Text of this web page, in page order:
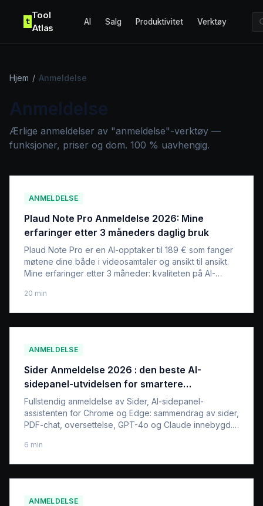
t
Tool
Atlas
AI Salg Produktivitet Verktøy
Hjem / Anmeldelse
Anmeldelse
Ærlige anmeldelser av "anmeldelse"-verktøy —
funksjoner, priser og dom. 100 % uavhengig.
ANMELDELSE
Plaud Note Pro Anmeldelse 2026: Mine
erfaringer etter 3 måneders daglig bruk
Plaud Note Pro er en AI-opptaker til 189 € som fanger
møtene dine både i videosamtaler og ansikt til ansikt.
Mine erfaringer etter 3 måneder: kvaliteten på AI-
for fort, den reelle kostnaden det første året, og
20 min
ANMELDELSE
Sider Anmeldelse 2026 : den beste AI-
sidepanel-utvidelsen for smartere
nettsurfing?
Fullstendig anmeldelse av Sider, AI-sidepanel-
assistenten for Chrome og Edge: sammendrag av sider,
PDF-chat, oversettelse, GPT-4o og Claude innebygd.
6 min
ANMELDELSE